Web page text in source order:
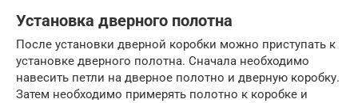
Установка дверного полотна
После установки дверной коробки можно приступать к
установке дверного полотна. Сначала необходимо
навесить петли на дверное полотно и дверную коробку.
Затем необходимо примерять полотно к коробке и